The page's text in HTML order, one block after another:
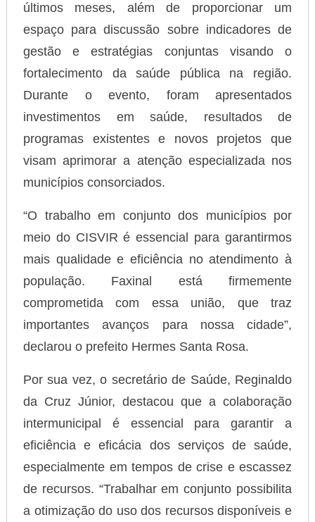
últimos meses, além de proporcionar um
espaço para discussão sobre indicadores de
gestão e estratégias conjuntas visando o
fortalecimento da saúde pública na região.
Durante o evento, foram apresentados
investimentos em saúde, resultados de
programas existentes e novos projetos que
visam aprimorar a atenção especializada nos
municípios consorciados.
“O trabalho em conjunto dos municípios por
meio do CISVIR é essencial para garantirmos
mais qualidade e eficiência no atendimento à
população. Faxinal está firmemente
comprometida com essa união, que traz
importantes avanços para nossa cidade”,
declarou o prefeito Hermes Santa Rosa.
Por sua vez, o secretário de Saúde, Reginaldo
da Cruz Júnior, destacou que a colaboração
intermunicipal é essencial para garantir a
eficiência e eficácia dos serviços de saúde,
especialmente em tempos de crise e escassez
de recursos. “Trabalhar em conjunto possibilita
a otimização do uso dos recursos disponíveis e